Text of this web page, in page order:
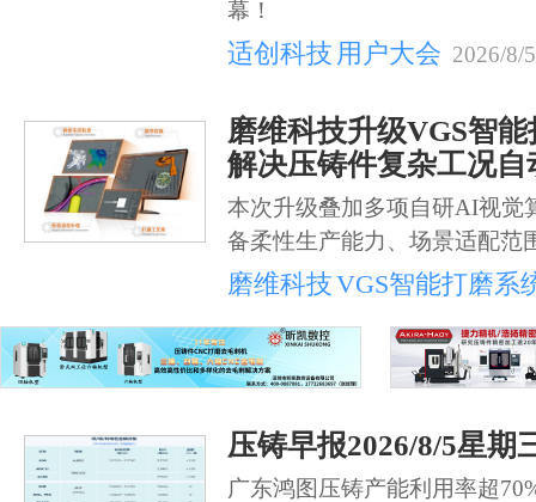
幕！
适创科技 用户大会 2026/8/5
磨维科技升级VGS智
解决压铸件复杂工况自
本次升级叠加多项自研AI视觉
备柔性生产能力、场景适配范
磨维科技VGS智能打磨系
压铸早报2026/8/5星期
广东鸿图压铸产能利用率超